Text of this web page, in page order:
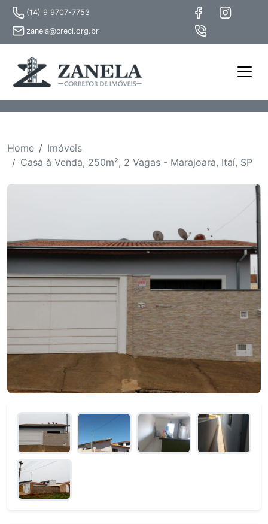
(14) 9 9707-7753
zanela@creci.org.br
Home
Imóveis
Casa à Venda, 250m², 2 Vagas - Marajoara, Itaí, SP